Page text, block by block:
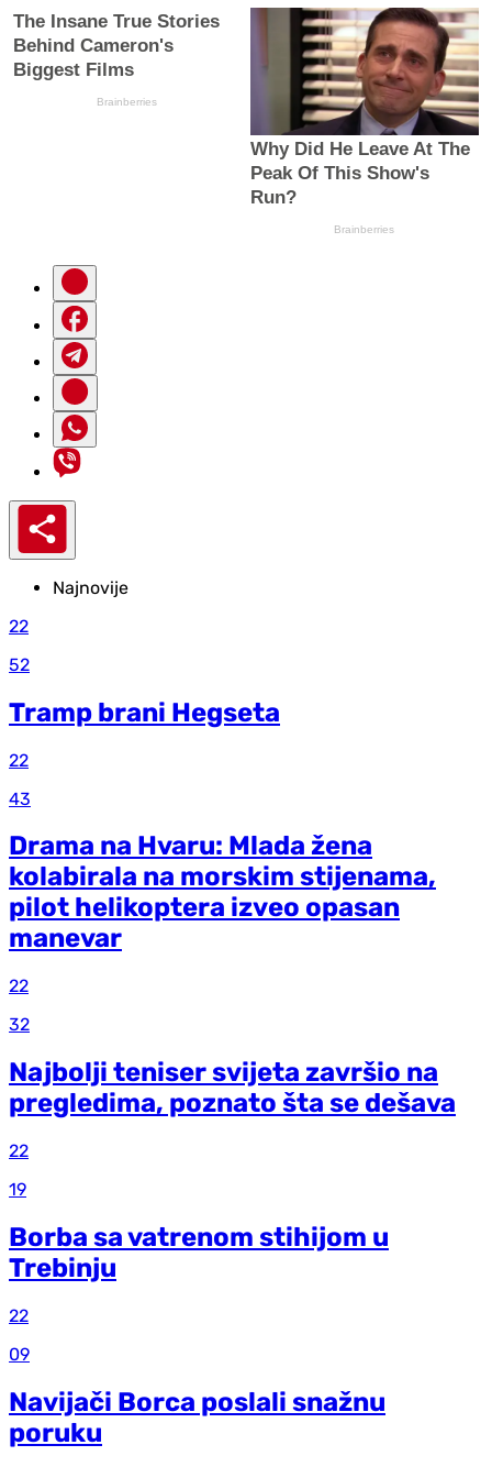
Najnovije
22
52
Tramp brani Hegseta
22
43
Drama na Hvaru: Mlada žena
kolabirala na morskim stijenama,
pilot helikoptera izveo opasan
manevar
22
32
Najbolji teniser svijeta završio na
pregledima, poznato šta se dešava
22
19
Borba sa vatrenom stihijom u
Trebinju
22
09
Navijači Borca poslali snažnu
poruku